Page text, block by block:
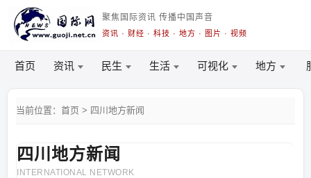
聚焦国际资讯 传播中国声音
资讯 · 财经 · 科技 · 地方 · 图片 · 视频
首页 资讯 民生 生活 可视化 地方
当前位置：首页 > 四川地方新闻
四川地方新闻
INTERNATIONAL NETWORK